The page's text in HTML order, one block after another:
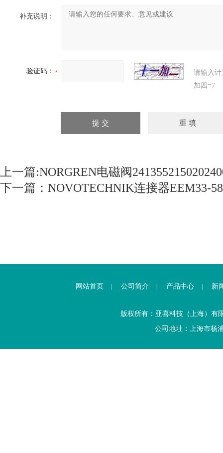
补充说明：
验证码：
请输入
加四=7
上一篇:NORGREN电磁阀
下一篇： NOVOTECHNIK连接器EEM33-58
网站首页 公司简介 产品中心 新
版权所有：亚喜科技（上海）
公司地址：上海市杨